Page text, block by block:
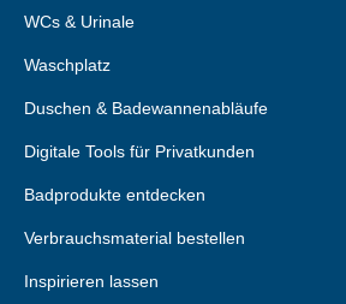
WCs & Urinale
Waschplatz
Duschen & Badewannenabläufe
Digitale Tools für Privatkunden
Badprodukte entdecken
Verbrauchsmaterial bestellen
Inspirieren lassen